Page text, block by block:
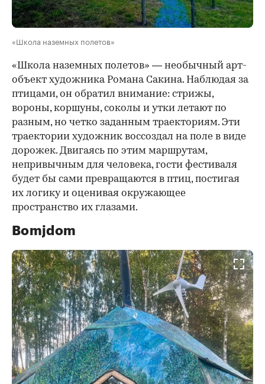
«Школа наземных полетов»
«Школа наземных полетов» — необычный арт-
объект художника Романа Сакина. Наблюдая за
птицами, он обратил внимание: стрижы,
вороны, коршуны, соколы и утки летают по
разным, но четко заданным траекториям. Эти
траектории художник воссоздал на поле в виде
дорожек. Двигаясь по этим маршрутам,
непривычным для человека, гости фестиваля
будет бы сами превращаются в птиц, постигая
их логику и оценивая окружающее
пространство их глазами.
Bomjdom